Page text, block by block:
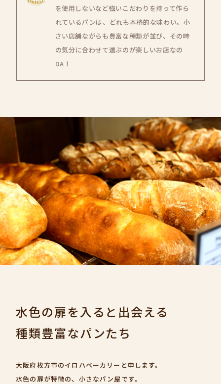
を使用しないなど強いこだわりを持って作ら
れているパンは、どれも本格的な味わい。小
さい店舗ながらも豊富な種類が並び、その時
の気分に合わせて選ぶのが楽しいお店なの
DA！
水色の扉を入ると出会える
種類豊富なパンたち
大阪府枚方市のイロハベーカリーと申します。
水色の扉が特徴の、小さなパン屋です。